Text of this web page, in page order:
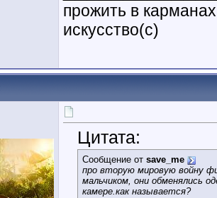
прожить в
искусство(с)
Цитата:
Сообщение от save_me
про вторую мировую войну
мальчиком, они обменялись
камере.как называется?